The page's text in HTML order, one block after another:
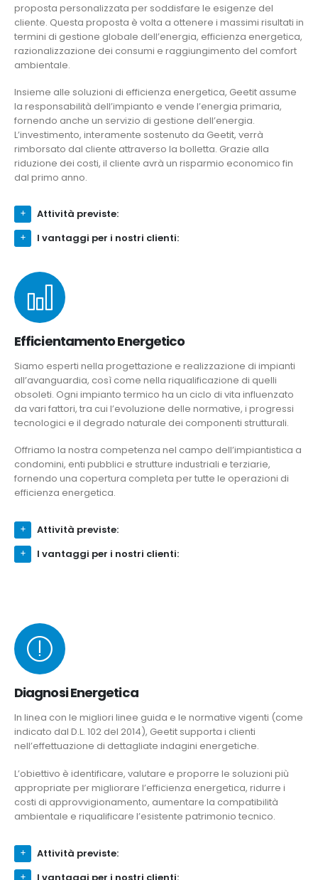
proposta personalizzata per soddisfare le esigenze del
cliente. Questa proposta è volta a ottenere i massimi risultati in
termini di gestione globale dell’energia, efficienza energetica,
razionalizzazione dei consumi e raggiungimento del comfort
ambientale.
Insieme alle soluzioni di efficienza energetica, Geetit assume
la responsabilità dell’impianto e vende l’energia primaria,
fornendo anche un servizio di gestione dell’energia.
L’investimento, interamente sostenuto da Geetit, verrà
rimborsato dal cliente attraverso la bolletta. Grazie alla
riduzione dei costi, il cliente avrà un risparmio economico fin
dal primo anno.
Attività previste:
I vantaggi per i nostri clienti:
Efficientamento Energetico
Siamo esperti nella progettazione e realizzazione di impianti
all’avanguardia, così come nella riqualificazione di quelli
obsoleti. Ogni impianto termico ha un ciclo di vita influenzato
da vari fattori, tra cui l’evoluzione delle normative, i progressi
tecnologici e il degrado naturale dei componenti strutturali.
Offriamo la nostra competenza nel campo dell’impiantistica a
condomini, enti pubblici e strutture industriali e terziarie,
fornendo una copertura completa per tutte le operazioni di
efficienza energetica.
Attività previste:
I vantaggi per i nostri clienti:
Diagnosi Energetica
In linea con le migliori linee guida e le normative vigenti (come
indicato dal D.L. 102 del 2014), Geetit supporta i clienti
nell’effettuazione di dettagliate indagini energetiche.
L’obiettivo è identificare, valutare e proporre le soluzioni più
appropriate per migliorare l’efficienza energetica, ridurre i
costi di approvvigionamento, aumentare la compatibilità
ambientale e riqualificare l’esistente patrimonio tecnico.
Attività previste:
I vantaggi per i nostri clienti: